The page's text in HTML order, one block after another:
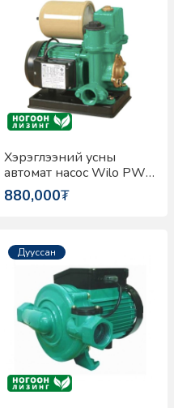
Хэрэглээний усны
автомат насос Wilo PW-
252EA
880,000₮
Дууссан